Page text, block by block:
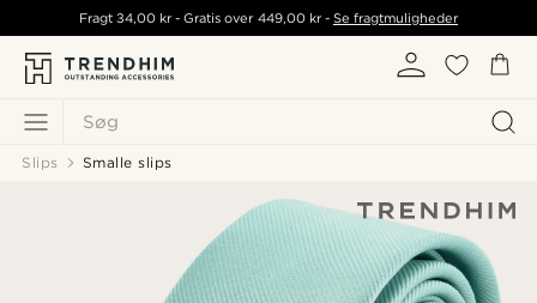
Søg
Fragt34,00 kr - Gratis over 449,00 kr- Se fragtmuligheder
Slips Smalle slips